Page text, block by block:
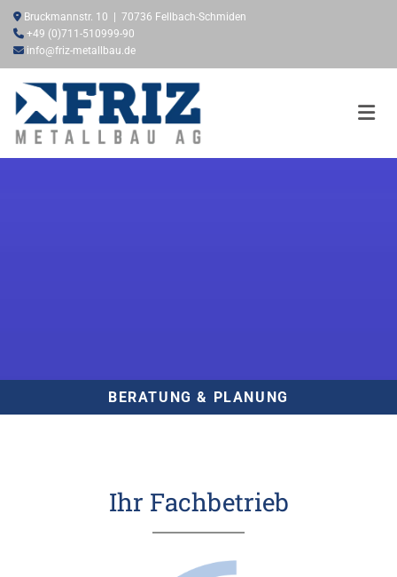
 Bruckmannstr. 10 | 70736 Fellbach-Schmiden
 +49 (0)711-510999-90
 info@friz-metallbau.de
BERATUNG & PLANUNG
Ihr Fachbetrieb